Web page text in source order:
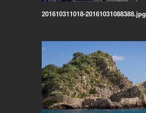
201610311018-20161031088388.jpg